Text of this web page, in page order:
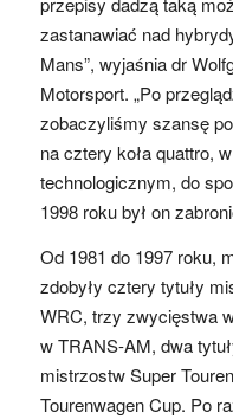
zastanawiać nad
Mans”, wyjaśnia dr
Motorsport. „Po
zobaczyliśmy szansę
na cztery koła quattro,
technologicznym, do
1998 roku był on
Od 1981 do 1997 roku,
zdobyły cztery tytuły
WRC, trzy zwycięstwa
w TRANS-AM, dwa
mistrzostw Super
Tourenwagen Cup. Po